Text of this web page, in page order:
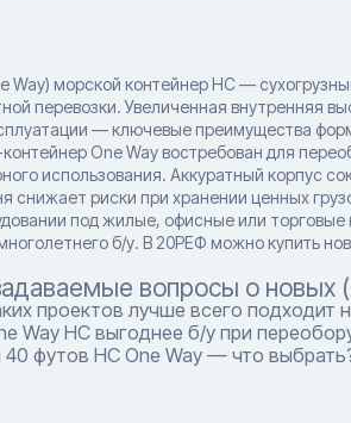
Way) морской контейнер HC —
перевозки. Увеличенная внутренняя
— ключевые преимущества
One Way востребован для
использования. Аккуратный корпус
снижает риски при хранении ценных
под жилые, офисные или
б/у. В 20РЕФ можно купить
вопросы о новых
проектов лучше всего подходит
Way HC выгоднее б/у при
футов HC One Way — что